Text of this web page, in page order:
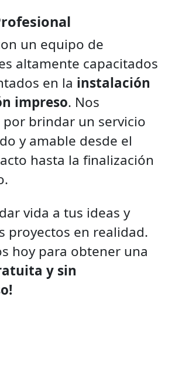
un equipo de
altamente capacitados
en la instalación
impreso. Nos
brindar un servicio
y amable desde el
hasta la finalización
vida a tus ideas y
proyectos en realidad.
hoy para obtener una
y sin